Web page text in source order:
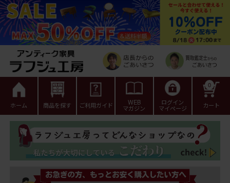
ホーム 商品を探す ご利用ガイド WEB
マガジン
ログイン
マイページ カート
0